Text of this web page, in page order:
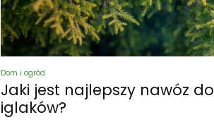
Dom i ogród
Jaki jest najlepszy nawóz do
iglaków?